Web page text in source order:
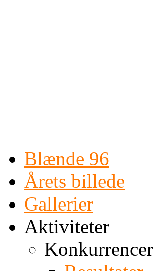
Blænde 96
Årets billede
Gallerier
Aktiviteter
Konkurrencer